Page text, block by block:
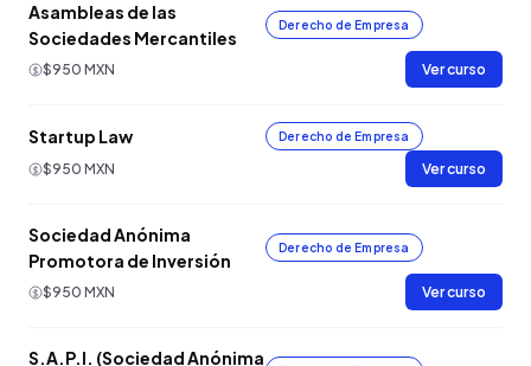
Asambleas de las
Sociedades Mercantiles
Derecho de Empresa
$950 MXN Ver curso
Startup Law Derecho de Empresa
$950 MXN Ver curso
Sociedad Anónima
Promotora de Inversión
Derecho de Empresa
$950 MXN Ver curso
S.A.P.I. (Sociedad Anónima